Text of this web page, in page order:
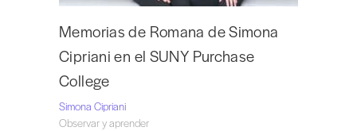
Memorias de Romana de Simona
Cipriani en el SUNY Purchase
College
Simona Cipriani
Observar y aprender